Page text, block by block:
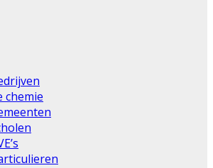
chemie